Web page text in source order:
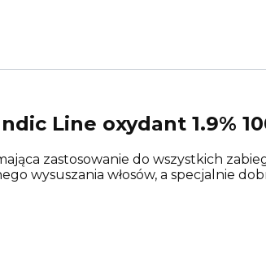
Line oxydant 1.9%
zastosowanie do wszystkich
wysuszania włosów, a specjalnie